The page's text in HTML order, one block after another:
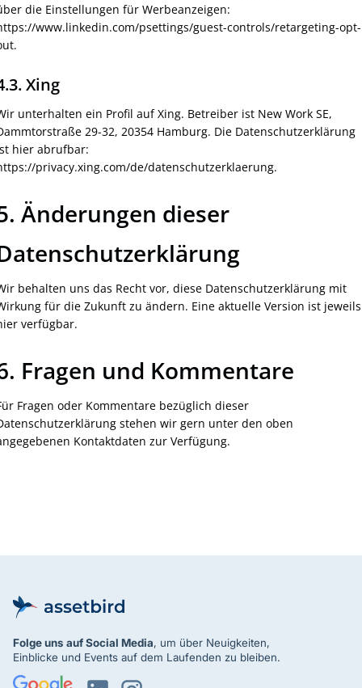
die Einstellungen für Werbeanzeigen:
www.linkedin.com/psettings/guest-controls/retargeting-opt-
Xing
unterhalten ein Profil auf Xing. Betreiber ist New Work SE,
29-32, 20354 Hamburg. Die Datenschutzerklärung
hier abrufbar:
privacy.xing.com/de/datenschutzerklaerung.
Änderungen dieser
behalten uns das Recht vor, diese Datenschutzerklärung mit
für die Zukunft zu ändern. Eine aktuelle Version ist jeweils
verfügbar.
Fragen und Kommentare
Fragen oder Kommentare bezüglich dieser
stehen wir gern unter den oben
Kontaktdaten zur Verfügung.
Folge uns auf Social Media, um über Neuigkeiten,
Einblicke und Events auf dem Laufenden zu bleiben.